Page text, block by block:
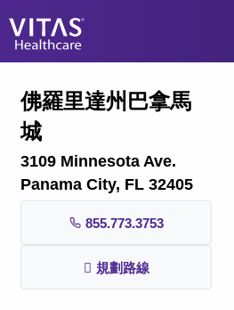
安寧療護基本概述
醫療服務專業人員
家庭與照顧者
佛羅里達州巴拿馬
城
3109 Minnesota Ave.
Panama City, FL 32405
855.773.3753
規劃路線